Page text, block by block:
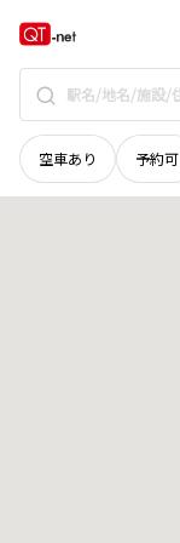
空車あり 予約可
北海道